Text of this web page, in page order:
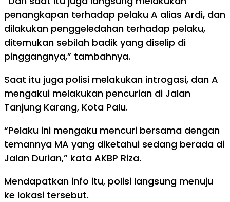
penangkapan terhadap pelaku A alias Ardi, dan
dilakukan penggeledahan terhadap pelaku,
ditemukan sebilah badik yang diselip di
pinggangnya,” tambahnya.
Saat itu juga polisi melakukan introgasi, dan A
mengakui melakukan pencurian di Jalan
Tanjung Karang, Kota Palu.
“Pelaku ini mengaku mencuri bersama dengan
temannya MA yang diketahui sedang berada di
Jalan Durian,” kata AKBP Riza.
Mendapatkan info itu, polisi langsung menuju
ke lokasi tersebut.